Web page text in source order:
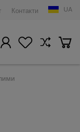
Контакти UA